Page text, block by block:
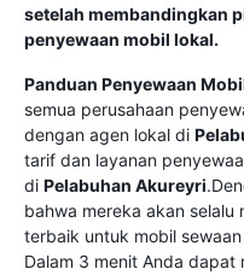
setelah membandingkan
penyewaan mobil lokal.
Panduan Penyewaan
semua perusahaan
dengan agen lokal di
tarif dan layanan
di Pelabuhan Akureyri
bahwa mereka akan
terbaik untuk mobil
Dalam 3 menit Anda